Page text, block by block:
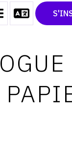
CGU